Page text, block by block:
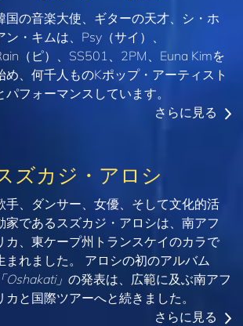
国の音楽大使、ギターの天才、シ・ホ
ン・キムは、Psy（サイ）、
（ピ）、SS501、2PM、Euna Kimを
め、何千人ものKポップ・アーティスト
パフォーマンスしています。
さらに見る
ズカジ・アロシ
手、ダンサー、女優、そして文化的活
家であるスズカジ・アロシは、南アフ
カ、東ケープ州トランスケイのカラで
まれました。 アロシの初のアルバム
「Oshakati」 の発表は、広範に及ぶ南アフ
カと国際ツアーへと続きました。
さらに見る